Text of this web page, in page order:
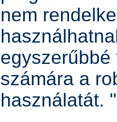
nem
számára a
használatát.